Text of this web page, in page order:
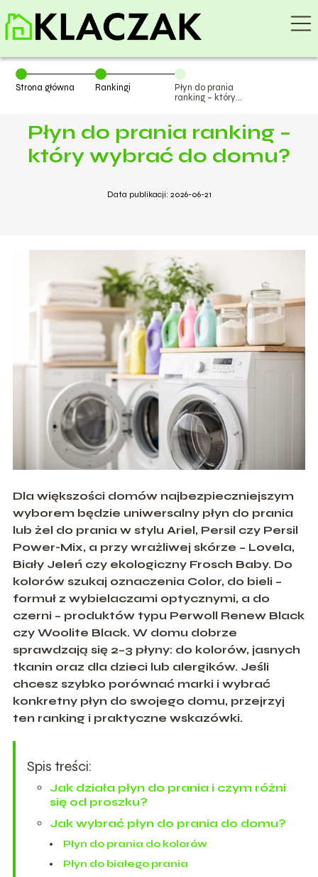
Strona główna Rankingi
Płyn do prania
ranking – który
Płyn do prania ranking –
który wybrać do domu?
Data publikacji: 2026-06-21
Dla większości domów najbezpieczniejszym
wyborem będzie uniwersalny płyn do prania
lub żel do prania w stylu Ariel, Persil czy Persil
Power-Mix, a przy wrażliwej skórze – Lovela,
Biały Jeleńczy ekologiczny Frosch Baby. Do
kolorów szukaj oznaczenia Color, do bieli –
formuł z wybielaczami optycznymi, a do
czerni – produktów typu Perwoll Renew Black
czy Woolite Black. W domu dobrze
sprawdzają się 2–3 płyny: do kolorów, jasnych
tkanin oraz dla dzieci lub alergików. Jeśli
chcesz szybko porównać marki i wybrać
konkretny płyn do swojego domu, przejrzyj
ten ranking i praktyczne wskazówki.
Spis treści:
Jak działa płyn do prania i czym różni
się od proszku?
Jak wybrać płyn do prania do domu?
Płyn do prania do kolorów
Płyn do białego prania